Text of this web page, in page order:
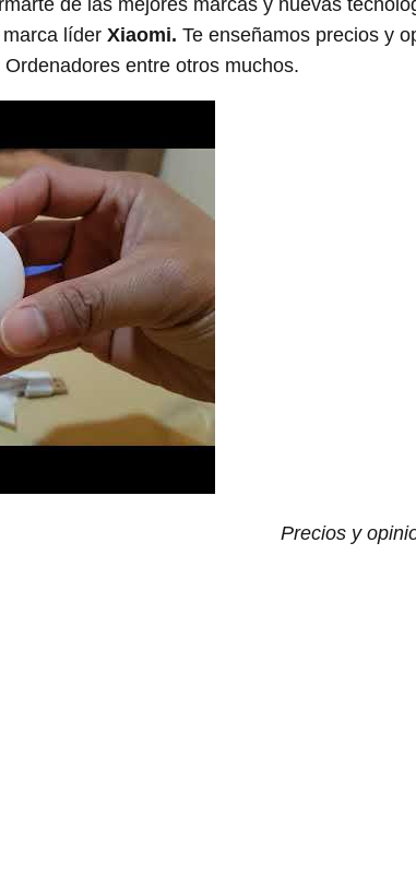
de las mejores marcas y nuevas
líder Xiaomi. Te enseñamos precios y
entre otros muchos.
Precios y